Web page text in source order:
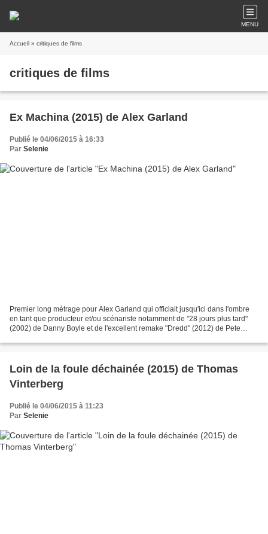
MENU
Accueil » critiques de films
critiques de films
Ex Machina (2015) de Alex Garland
Publié le 04/06/2015 à 16:33
Par Selenie
Premier long métrage pour Alex Garland qui officiait jusqu'ici dans l'ombre
en tant que producteur et/ou scénariste notamment de "28 jours plus tard"
(2002) de Danny Boyle et de l'excellent remake "Dredd" (2012) de Pete
Loin de la foule déchainée (2015) de Thomas
Vinterberg
Publié le 04/06/2015 à 11:23
Par Selenie